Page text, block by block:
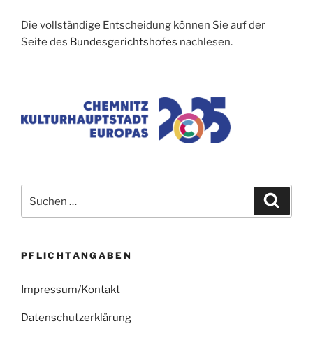
Die vollständige Entscheidung können Sie auf der
Seite des Bundesgerichtshofes nachlesen.
nach:
PFLICHTANGABEN
Impressum/Kontakt
Datenschutzerklärung